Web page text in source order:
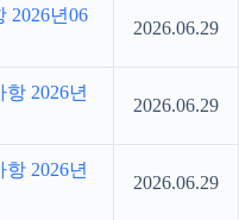
2026년06
2026.06.29
2026년
2026.06.29
2026년
2026.06.29